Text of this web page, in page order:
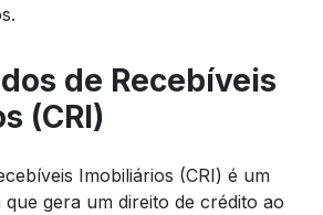
de Recebíveis
(CRI)
Imobiliários (CRI) é um
gera um direito de crédito ao